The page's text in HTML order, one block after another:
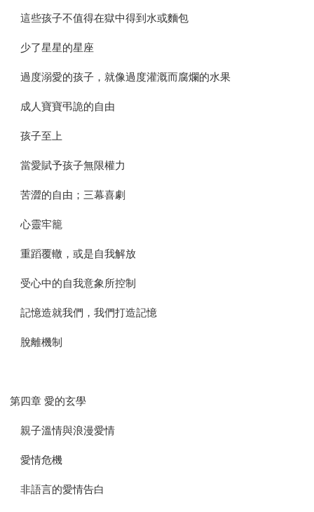
這些孩子不值得在獄中得到水或麵包
少了星星的星座
過度溺愛的孩子，就像過度灌溉而腐爛的水果
成人寶寶弔詭的自由
孩子至上
當愛賦予孩子無限權力
苦澀的自由；三幕喜劇
心靈牢籠
重蹈覆轍，或是自我解放
受心中的自我意象所控制
記憶造就我們，我們打造記憶
脫離機制
第四章 愛的玄學
親子溫情與浪漫愛情
愛情危機
非語言的愛情告白